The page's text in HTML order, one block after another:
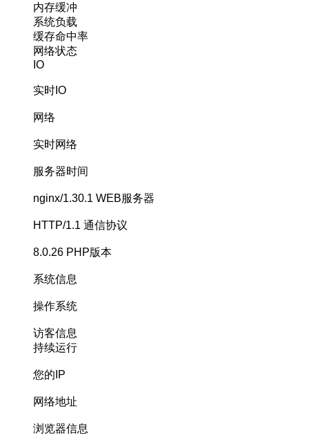
内存缓冲
系统负载
缓存命中率
网络状态
IO
实时IO
网络
实时网络
服务器时间
nginx/1.30.1 WEB服务器
HTTP/1.1 通信协议
8.0.26 PHP版本
系统信息
操作系统
访客信息
持续运行
您的IP
网络地址
浏览器信息